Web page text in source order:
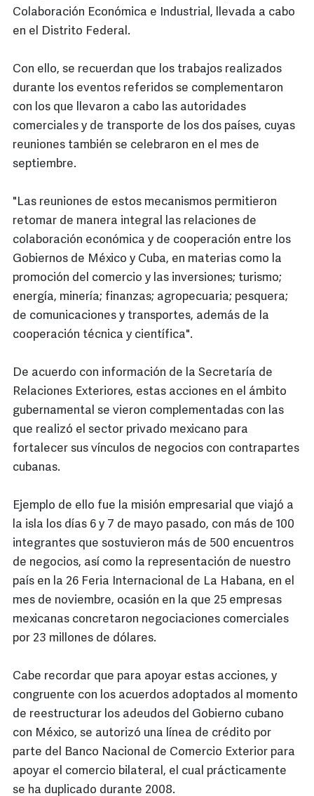
Colaboración Económica e Industrial, llevada a cabo
en el Distrito Federal.
Con ello, se recuerdan que los trabajos realizados
durante los eventos referidos se complementaron
con los que llevaron a cabo las autoridades
comerciales y de transporte de los dos países, cuyas
reuniones también se celebraron en el mes de
septiembre.
"Las reuniones de estos mecanismos permitieron
retomar de manera integral las relaciones de
colaboración económica y de cooperación entre los
Gobiernos de México y Cuba, en materias como la
promoción del comercio y las inversiones; turismo;
energía, minería; finanzas; agropecuaria; pesquera;
de comunicaciones y transportes, además de la
cooperación técnica y científica".
De acuerdo con información de la Secretaría de
Relaciones Exteriores, estas acciones en el ámbito
gubernamental se vieron complementadas con las
que realizó el sector privado mexicano para
fortalecer sus vínculos de negocios con contrapartes
cubanas.
Ejemplo de ello fue la misión empresarial que viajó a
la isla los días 6 y 7 de mayo pasado, con más de 100
integrantes que sostuvieron más de 500 encuentros
de negocios, así como la representación de nuestro
país en la 26 Feria Internacional de La Habana, en el
mes de noviembre, ocasión en la que 25 empresas
mexicanas concretaron negociaciones comerciales
por 23 millones de dólares.
Cabe recordar que para apoyar estas acciones, y
congruente con los acuerdos adoptados al momento
de reestructurar los adeudos del Gobierno cubano
con México, se autorizó una línea de crédito por
parte del Banco Nacional de Comercio Exterior para
apoyar el comercio bilateral, el cual prácticamente
se ha duplicado durante 2008.